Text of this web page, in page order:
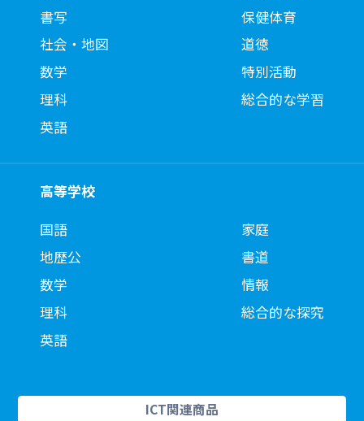
書写
社会・地図
数学
理科
英語
保健体育
道徳
特別活動
総合的な学習
高等学校
国語
地歴公
数学
理科
英語
家庭
書道
情報
総合的な探究
ICT関連商品